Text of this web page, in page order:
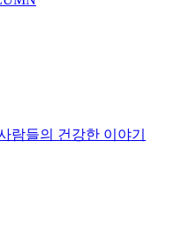
람들의 건강한 이야기